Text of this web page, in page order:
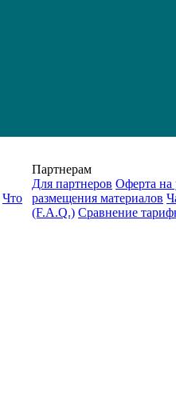
Что
Партнерам
Для партнеров Оферта на
размещения материалов
(F.A.Q.) Cравнение